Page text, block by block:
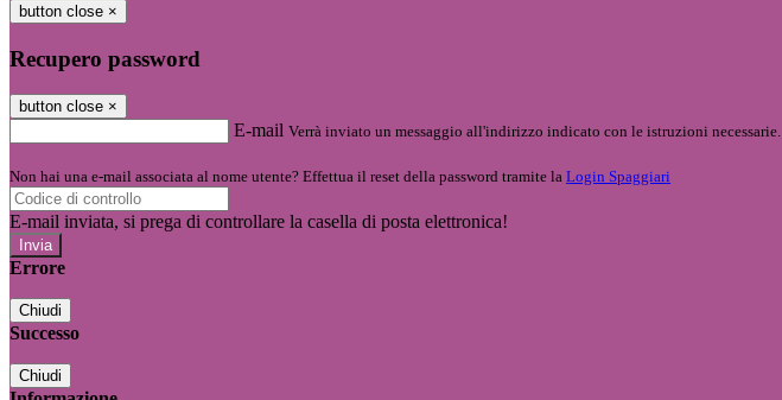
button close ×
Recupero password
button close ×
E-mail Verrà inviato un messaggio all'indirizzo indicato con le istruzioni necessarie.
Non hai una e-mail associata al nome utente? Effettua il reset della password tramite la Login Spaggiari
E-mail inviata, si prega di controllare la casella di posta elettronica!
Errore
Chiudi
Successo
Chiudi